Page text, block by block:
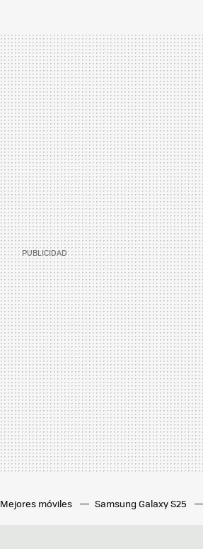
Mejores móviles Samsung Galaxy S25